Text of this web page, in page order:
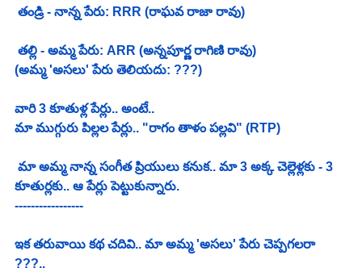
తండ్రి - నాన్న పేరు: RRR (రాఘవ రాజా రావు)
తల్లి - అమ్మ పేరు: ARR (అన్నపూర్ణ రాగిణి రావు)
(అమ్మ 'అసలు' పేరు తెలియదు: ???)
వారి 3 కూతుళ్ల పేర్లు.. అంటే..
మా ముగ్గురు పిల్లల పేర్లు.. "రాగం తాళం పల్లవి" (RTP)
మా అమ్మ నాన్న సంగీత ప్రియులు కనుక.. మా 3 అక్క చెల్లెళ్లకు - 3
కూతుర్లకు.. ఆ పేర్లు పెట్టుకున్నారు.
-----------------
ఇక తరువాయి కథ చదివి.. మా అమ్మ 'అసలు' పేరు చెప్పగలరా
???..